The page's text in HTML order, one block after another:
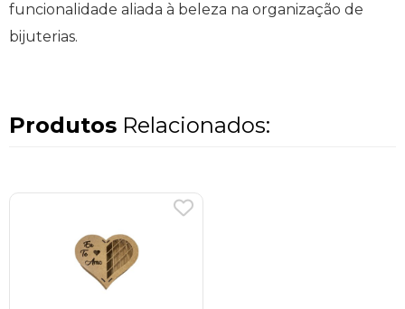
funcionalidade aliada à beleza na organização de
bijuterias.
Produtos Relacionados: